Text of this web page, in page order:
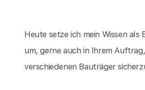
Heute setze ich mein Wissen
um, gerne auch in Ihrem
verschiedenen Bauträger